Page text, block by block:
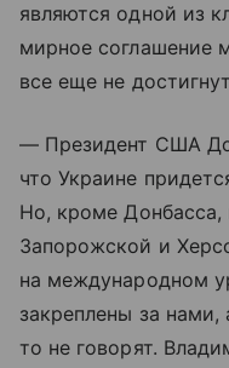
являются одной из
мирное соглашение
все еще не
— Президент США
что Украине
Но, кроме Донбасса,
Запорожской и
на международном
закреплены за
то не говорят.